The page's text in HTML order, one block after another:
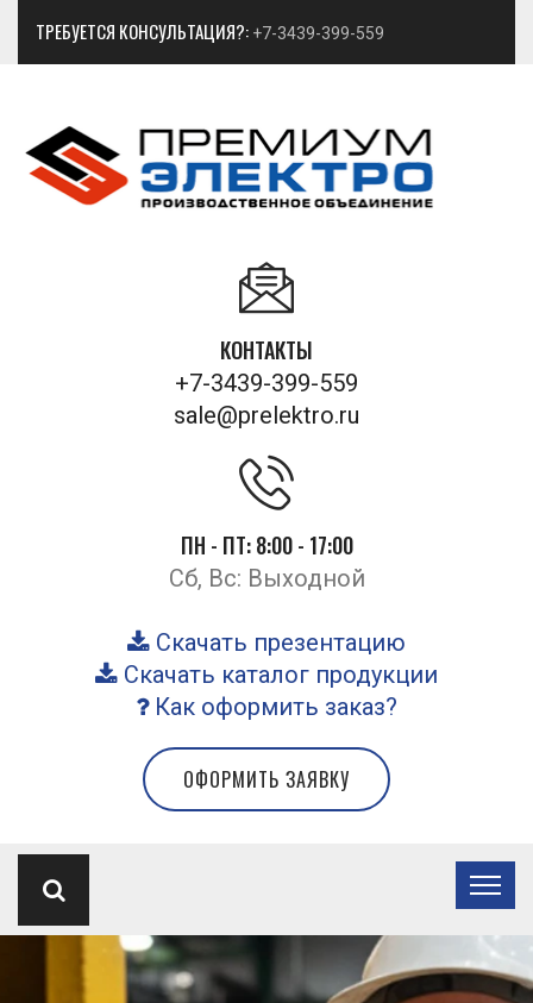
ТРЕБУЕТСЯ КОНСУЛЬТАЦИЯ?: +7-3439-399-559
КОНТАКТЫ
+7-3439-399-559
sale@prelektro.ru
ПН - ПТ: 8:00 - 17:00
Сб, Вс: Выходной
Скачать презентацию
Скачать каталог продукции
Как оформить заказ?
ОФОРМИТЬ ЗАЯВКУ